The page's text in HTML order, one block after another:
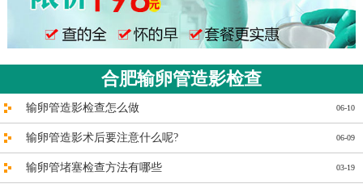
合肥输卵管造影检查
06-10
输卵管造影检查怎么做
06-09
输卵管造影术后要注意什么呢?
03-19
输卵管堵塞检查方法有哪些